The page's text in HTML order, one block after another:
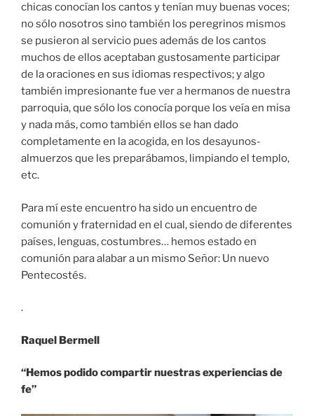
chicas conocían los cantos y tenían muy buenas voces;
no sólo nosotros sino también los peregrinos mismos
se pusieron al servicio pues además de los cantos
muchos de ellos aceptaban gustosamente participar
de la oraciones en sus idiomas respectivos; y algo
también impresionante fue ver a hermanos de nuestra
parroquia, que sólo los conocía porque los veía en misa
y nada más, como también ellos se han dado
completamente en la acogida, en los desayunos-
almuerzos que les preparábamos, limpiando el templo,
etc.
Para mí este encuentro ha sido un encuentro de
comunión y fraternidad en el cual, siendo de diferentes
países, lenguas, costumbres… hemos estado en
comunión para alabar a un mismo Señor: Un nuevo
Pentecostés.
.
Raquel Bermell
“Hemos podido compartir nuestras experiencias de
fe”